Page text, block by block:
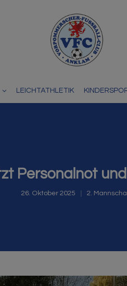
LEICHTATHLETIK
Personalnot
26. Oktober 2025 2.